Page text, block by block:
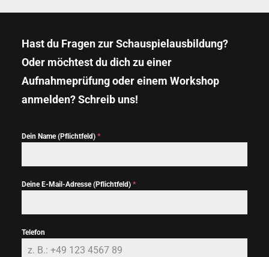
Hast du Fragen zur Schauspielausbildung?
Oder möchtest du dich zu einer
Aufnahmeprüfung oder einem Workshop
anmelden? Schreib uns!
Dein Name (Pflichtfeld) *
Deine E-Mail-Adresse (Pflichtfeld) *
Telefon